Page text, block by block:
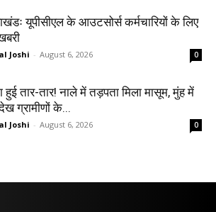
यूपीसीएल के आउटसोर्स कर्मचारियों के लिए
Joshi - August 6, 2026 0
हुई तार-तार! नाले में तड़पता मिला मासूम, मुंह में
ग्रामीणों के...
Joshi - August 6, 2026 0